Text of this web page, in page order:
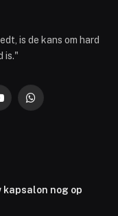
is de kans om hard
is."
WhatsApp
kapsalon nog op